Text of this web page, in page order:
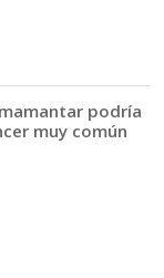
podría
muy común